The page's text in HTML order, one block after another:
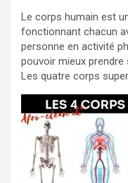
Le corps humain est
fonctionnant chacun
personne en activité
pouvoir mieux
Les quatre corps